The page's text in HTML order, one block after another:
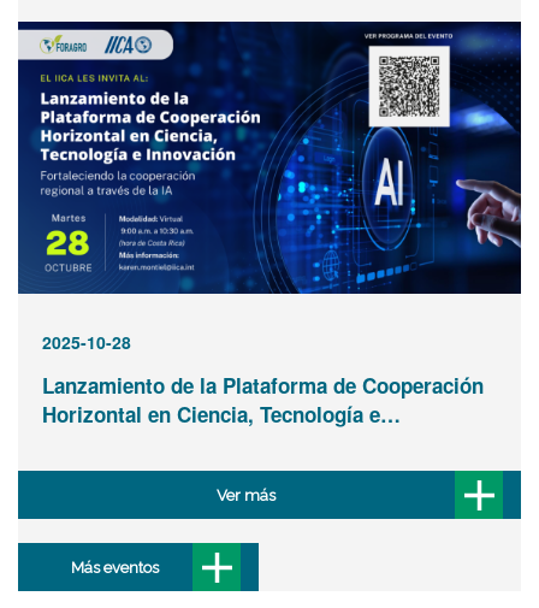
2025-10-28
Lanzamiento de la Plataforma de Cooperación
Horizontal en Ciencia, Tecnología e…
Ver más
Más eventos